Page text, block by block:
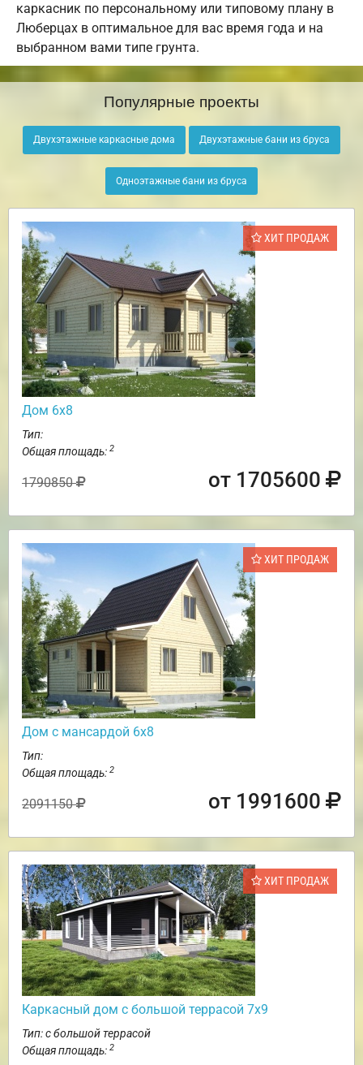
каркасник по персональному или типовому плану в
Люберцах в оптимальное для вас время года и на
выбранном вами типе грунта.
Популярные проекты
Двухэтажные каркасные дома Двухэтажные бани из бруса
Одноэтажные бани из бруса
ХИТ ПРОДАЖ
Дом 6х8
Тип:
Общая площадь: 2
1790850 от 1705600
ХИТ ПРОДАЖ
Дом с мансардой 6х8
Тип:
Общая площадь: 2
2091150 от 1991600
ХИТ ПРОДАЖ
Каркасный дом с большой террасой 7х9
Тип: с большой террасой
Общая площадь: 2